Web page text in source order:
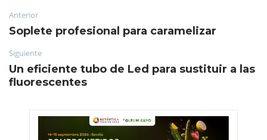
Anterior
Soplete profesional para caramelizar
Siguiente
Un eficiente tubo de Led para sustituir a las
fluorescentes